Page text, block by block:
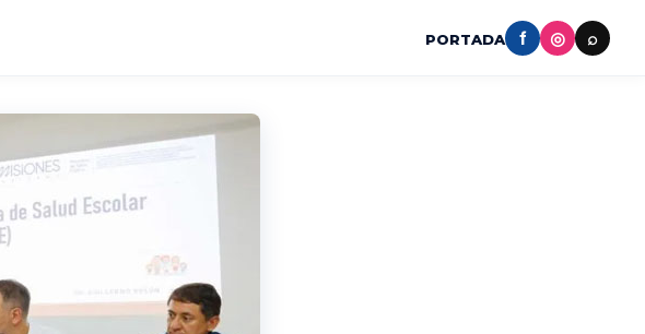
PORTADA f ◎ ⌕